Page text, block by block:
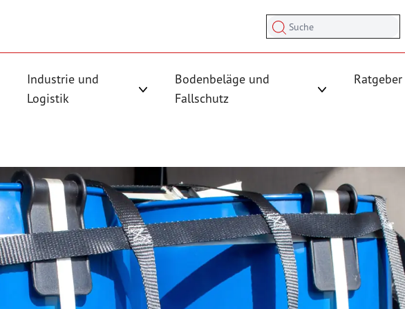
Untermenü für Kategorie Antirutschmatten anzeigen
Industrie und
Logistik
Untermenü für Kategorie Industrie und Logistik anzeigen
Bodenbeläge und
Fallschutz
Ratgeber